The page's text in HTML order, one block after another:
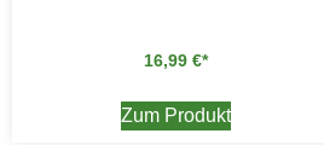
16,99 €
Zum Produkt